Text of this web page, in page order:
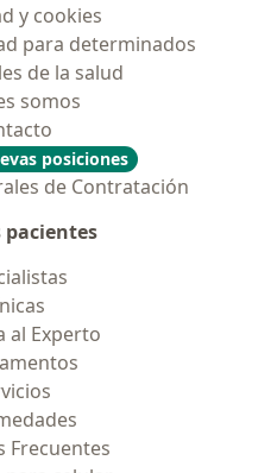
y cookies
para determinados
de la salud
somos
posiciones
de Contratación
pacientes
al Experto
Frecuentes